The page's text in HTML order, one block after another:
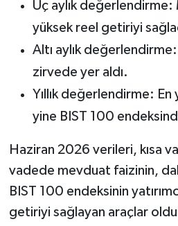
Üç aylık
yüksek reel getiriyi
Altı aylık
zirvede yer aldı.
Yıllık değerlendirme:
yine BIST 100
Haziran 2026 verileri, kısa
vadede mevduat faizinin,
BIST 100 endeksinin
getiriyi sağlayan araçlar